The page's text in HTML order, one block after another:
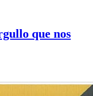
que nos